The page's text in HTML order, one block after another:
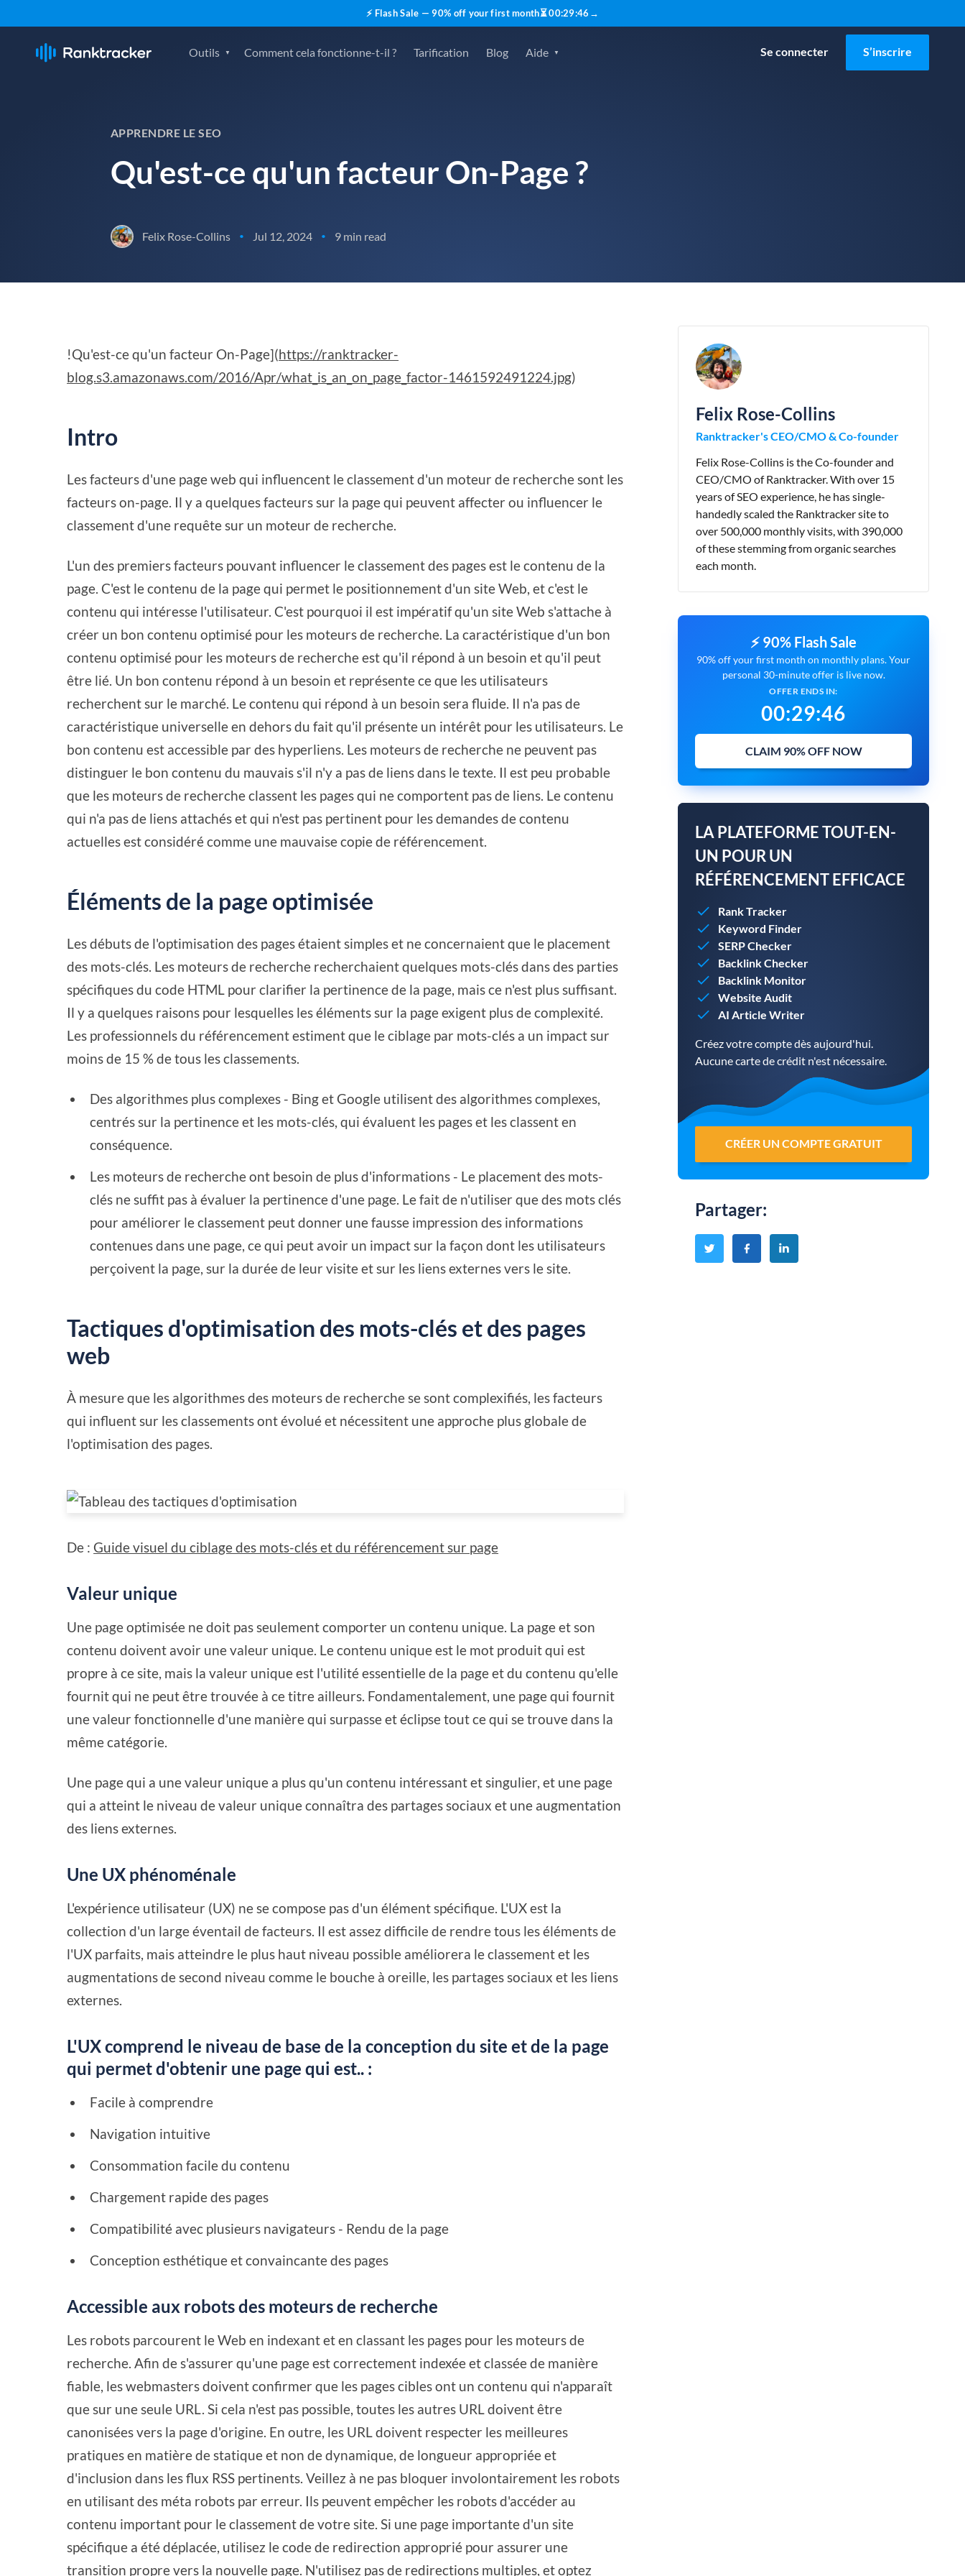
⚡ Flash Sale — 90% off your first month⏳00:29:45 →
Outils Comment cela fonctionne-t-il ? Tarification Blog Aide Se connecter S’inscrire
APPRENDRE LE SEO
Qu'est-ce qu'un facteur On-Page ?
Felix Rose-Collins • Jul 12, 2024 • 9 min read
!Qu'est-ce qu'un facteur On-Page](https://ranktracker-
blog.s3.amazonaws.com/2016/Apr/what_is_an_on_page_factor-1461592491224.jpg)
Intro
Les facteurs d'une page web qui influencent le classement d'un moteur de recherche sont les
facteurs on-page. Il y a quelques facteurs sur la page qui peuvent affecter ou influencer le
classement d'une requête sur un moteur de recherche.
L'un des premiers facteurs pouvant influencer le classement des pages est le contenu de la
page. C'est le contenu de la page qui permet le positionnement d'un site Web, et c'est le
contenu qui intéresse l'utilisateur. C'est pourquoi il est impératif qu'un site Web s'attache à
créer un bon contenu optimisé pour les moteurs de recherche. La caractéristique d'un bon
contenu optimisé pour les moteurs de recherche est qu'il répond à un besoin et qu'il peut
être lié. Un bon contenu répond à un besoin et représente ce que les utilisateurs
recherchent sur le marché. Le contenu qui répond à un besoin sera fluide. Il n'a pas de
caractéristique universelle en dehors du fait qu'il présente un intérêt pour les utilisateurs. Le
bon contenu est accessible par des hyperliens. Les moteurs de recherche ne peuvent pas
distinguer le bon contenu du mauvais s'il n'y a pas de liens dans le texte. Il est peu probable
que les moteurs de recherche classent les pages qui ne comportent pas de liens. Le contenu
qui n'a pas de liens attachés et qui n'est pas pertinent pour les demandes de contenu
actuelles est considéré comme une mauvaise copie de référencement.
Éléments de la page optimisée
Les débuts de l'optimisation des pages étaient simples et ne concernaient que le placement
des mots-clés. Les moteurs de recherche recherchaient quelques mots-clés dans des parties
spécifiques du code HTML pour clarifier la pertinence de la page, mais ce n'est plus suffisant.
Il y a quelques raisons pour lesquelles les éléments sur la page exigent plus de complexité.
Les professionnels du référencement estiment que le ciblage par mots-clés a un impact sur
moins de 15 % de tous les classements.
Des algorithmes plus complexes - Bing et Google utilisent des algorithmes complexes,
centrés sur la pertinence et les mots-clés, qui évaluent les pages et les classent en
conséquence.
Les moteurs de recherche ont besoin de plus d'informations - Le placement des mots-
clés ne suffit pas à évaluer la pertinence d'une page. Le fait de n'utiliser que des mots clés
pour améliorer le classement peut donner une fausse impression des informations
contenues dans une page, ce qui peut avoir un impact sur la façon dont les utilisateurs
perçoivent la page, sur la durée de leur visite et sur les liens externes vers le site.
Tactiques d'optimisation des mots-clés et des pages
web
À mesure que les algorithmes des moteurs de recherche se sont complexifiés, les facteurs
qui influent sur les classements ont évolué et nécessitent une approche plus globale de
l'optimisation des pages.
De : Guide visuel du ciblage des mots-clés et du référencement sur page
Valeur unique
Une page optimisée ne doit pas seulement comporter un contenu unique. La page et son
contenu doivent avoir une valeur unique. Le contenu unique est le mot produit qui est
propre à ce site, mais la valeur unique est l'utilité essentielle de la page et du contenu qu'elle
fournit qui ne peut être trouvée à ce titre ailleurs. Fondamentalement, une page qui fournit
une valeur fonctionnelle d'une manière qui surpasse et éclipse tout ce qui se trouve dans la
même catégorie.
Une page qui a une valeur unique a plus qu'un contenu intéressant et singulier, et une page
qui a atteint le niveau de valeur unique connaîtra des partages sociaux et une augmentation
des liens externes.
Une UX phénoménale
L'expérience utilisateur (UX) ne se compose pas d'un élément spécifique. L'UX est la
collection d'un large éventail de facteurs. Il est assez difficile de rendre tous les éléments de
l'UX parfaits, mais atteindre le plus haut niveau possible améliorera le classement et les
augmentations de second niveau comme le bouche à oreille, les partages sociaux et les liens
externes.
L'UX comprend le niveau de base de la conception du site et de la page
qui permet d'obtenir une page qui est.. :
Facile à comprendre
Navigation intuitive
Consommation facile du contenu
Chargement rapide des pages
Compatibilité avec plusieurs navigateurs - Rendu de la page
Conception esthétique et convaincante des pages
Accessible aux robots des moteurs de recherche
Les robots parcourent le Web en indexant et en classant les pages pour les moteurs de
recherche. Afin de s'assurer qu'une page est correctement indexée et classée de manière
fiable, les webmasters doivent confirmer que les pages cibles ont un contenu qui n'apparaît
que sur une seule URL. Si cela n'est pas possible, toutes les autres URL doivent être
canonisées vers la page d'origine. En outre, les URL doivent respecter les meilleures
pratiques en matière de statique et non de dynamique, de longueur appropriée et
d'inclusion dans les flux RSS pertinents. Veillez à ne pas bloquer involontairement les robots
en utilisant des méta robots par erreur. Ils peuvent empêcher les robots d'accéder au
contenu important pour le classement de votre site. Si une page importante d'un site
spécifique a été déplacée, utilisez le code de redirection approprié pour assurer une
transition propre vers la nouvelle page. N'utilisez pas de redirections multiples, et optez
Felix Rose-Collins
Ranktracker's CEO/CMO & Co-founder
Felix Rose-Collins is the Co-founder and
CEO/CMO of Ranktracker. With over 15
years of SEO experience, he has single-
handedly scaled the Ranktracker site to
over 500,000 monthly visits, with 390,000
of these stemming from organic searches
each month.
⚡ 90% Flash Sale
90% off your first month on monthly plans. Your
personal 30-minute offer is live now.
OFFER ENDS IN:
00:29:45
CLAIM 90% OFF NOW
LA PLATEFORME TOUT-EN-
UN POUR UN
RÉFÉRENCEMENT EFFICACE
Rank Tracker
Keyword Finder
SERP Checker
Backlink Checker
Backlink Monitor
Website Audit
AI Article Writer
Créez votre compte dès aujourd'hui.
Aucune carte de crédit n'est nécessaire.
CRÉER UN COMPTE GRATUIT
Partager: